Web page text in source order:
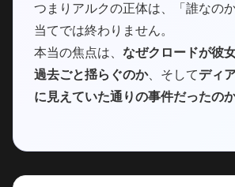
つまりアルクの正体は、「誰なの
当てでは終わりません。
本当の焦点は、 なぜクロードが彼
過去ごと揺らぐのか、そしてディ
に見えていた通りの事件だったの